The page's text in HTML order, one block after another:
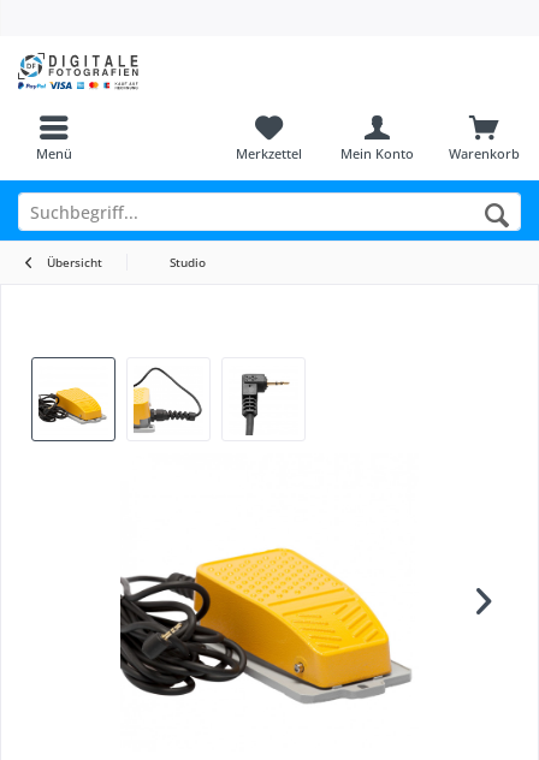
Menü Warenkorb
Merkzettel Mein Konto
Übersicht Studio